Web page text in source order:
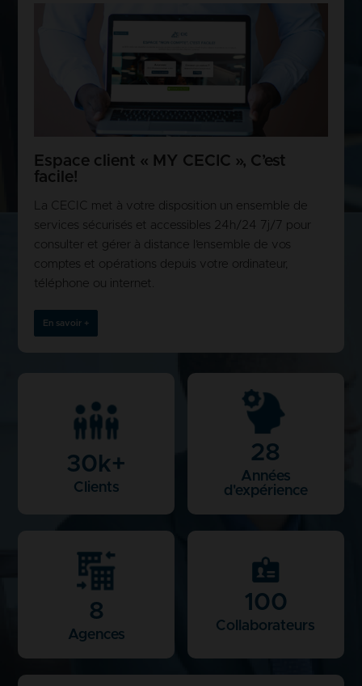
Espace client « MY CECIC », C’est
facile!
La CECIC met à votre disposition un ensemble de
services sécurisés et accessibles 24h/24 7j/7 pour
consulter et gérer à distance l’ensemble de vos
comptes et opérations depuis votre ordinateur,
téléphone ou internet.
En savoir +
30 k+
Clients
28
Années
d'expérience
8
Agences
100
Collaborateurs